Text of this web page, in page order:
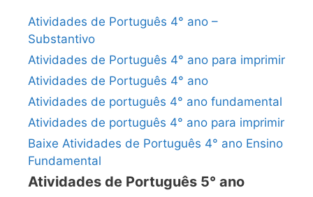
Atividades de Português 4° ano –
Substantivo
Atividades de Português 4° ano para imprimir
Atividades de Português 4° ano
Atividades de português 4° ano fundamental
Atividades de português 4° ano para imprimir
Baixe Atividades de Português 4° ano Ensino
Fundamental
Atividades de Português 5° ano